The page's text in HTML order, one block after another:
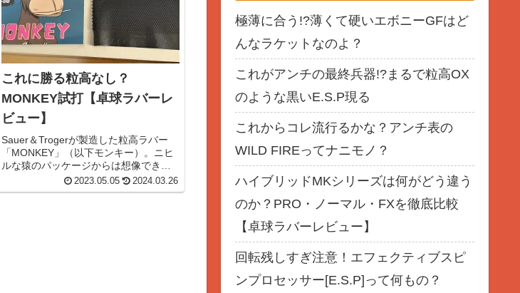
これに勝る粒高なし？
MONKEY試打【卓球ラバーレ
ビュー】
Sauer＆Trogerが製造した粒高ラバー
「MONKEY」（以下モンキー）。ニヒ
ルな猿のパッケージからは想像できな
い、超正統派な粒高ラバーでした。想
像以上に私が好きな部類の粒高ラバ
2023.05.05 2024.03.26
極薄に合う!?薄くて硬いエボニーGFはど
んなラケットなのよ？
これがアンチの最終兵器!?まるで粒高OX
のような黒いE.S.P現る
これからコレ流行るかな？アンチ表の
WILD FIREってナニモノ？
ハイブリッドMKシリーズは何がどう違う
のか？PRO・ノーマル・FXを徹底比較
【卓球ラバーレビュー】
回転残しすぎ注意！エフェクティブスピ
ンプロセッサー[E.S.P]って何もの？